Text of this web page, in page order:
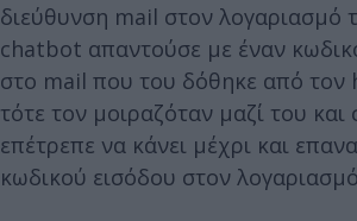
διεύθυνση mail στον λογαριασμό
chatbot απαντούσε με έναν
στο mail που του δόθηκε από τον
τότε τον μοιραζόταν μαζί του και
επέτρεπε να κάνει μέχρι και
κωδικού εισόδου στον